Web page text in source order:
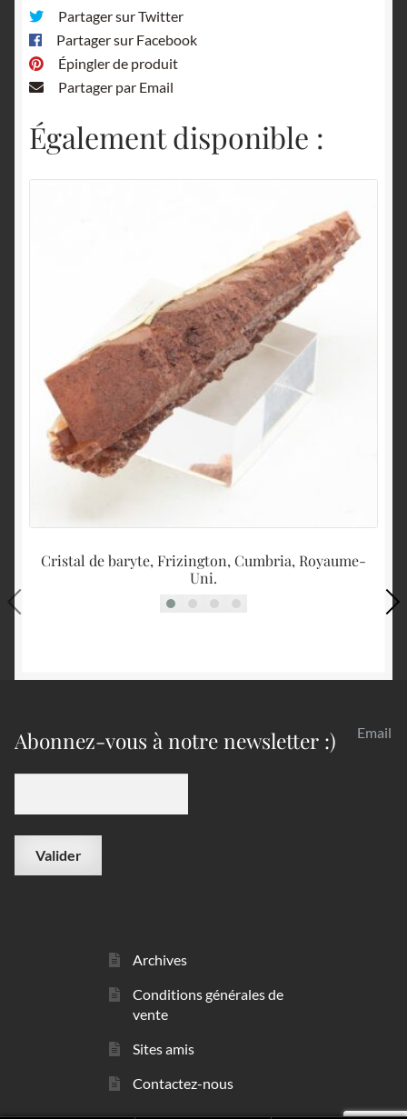
Partager sur Twitter
Partager sur Facebook
Épingler de produit
Partager par Email
Également disponible :
Cristal de baryte, Frizington, Cumbria, Royaume-
Uni.
Abonnez-vous à notre newsletter :) Email
Archives
Conditions générales de
vente
Sites amis
Contactez-nous